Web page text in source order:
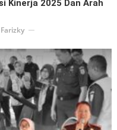
Kinerja 2025 Dan Arah